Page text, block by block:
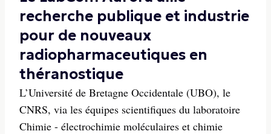
recherche publique et industrie
pour de nouveaux
radiopharmaceutiques en
théranostique
L’Université de Bretagne Occidentale (UBO), le
CNRS, via les équipes scientifiques du laboratoire
Chimie - électrochimie moléculaires et chimie